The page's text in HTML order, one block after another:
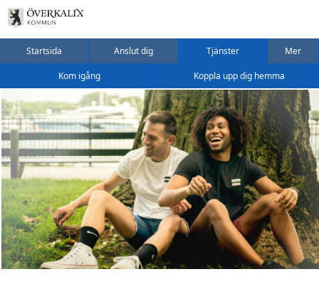
Startsida Anslut dig Tjänster Mer
Kom igång Koppla upp dig hemma